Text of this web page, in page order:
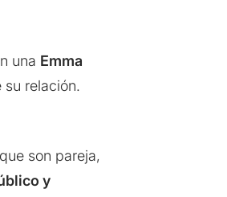
una Emma
relación.
son pareja,
y